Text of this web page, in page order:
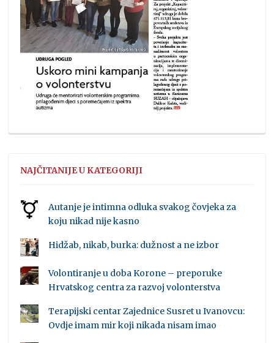
NAJČITANIJE U KATEGORIJI
Autanje je intimna odluka svakog čovjeka za
koju nikad nije kasno
Hidžab, nikab, burka: dužnost a ne izbor
Volontiranje u doba Korone – preporuke
Hrvatskog centra za razvoj volonterstva
Terapijski centar Zajednice Susret u Ivanovcu:
Ovdje imam mir koji nikada nisam imao